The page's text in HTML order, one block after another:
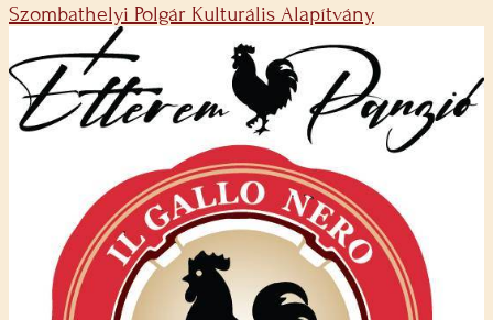
Szombathelyi Polgár Kulturális Alapítvány